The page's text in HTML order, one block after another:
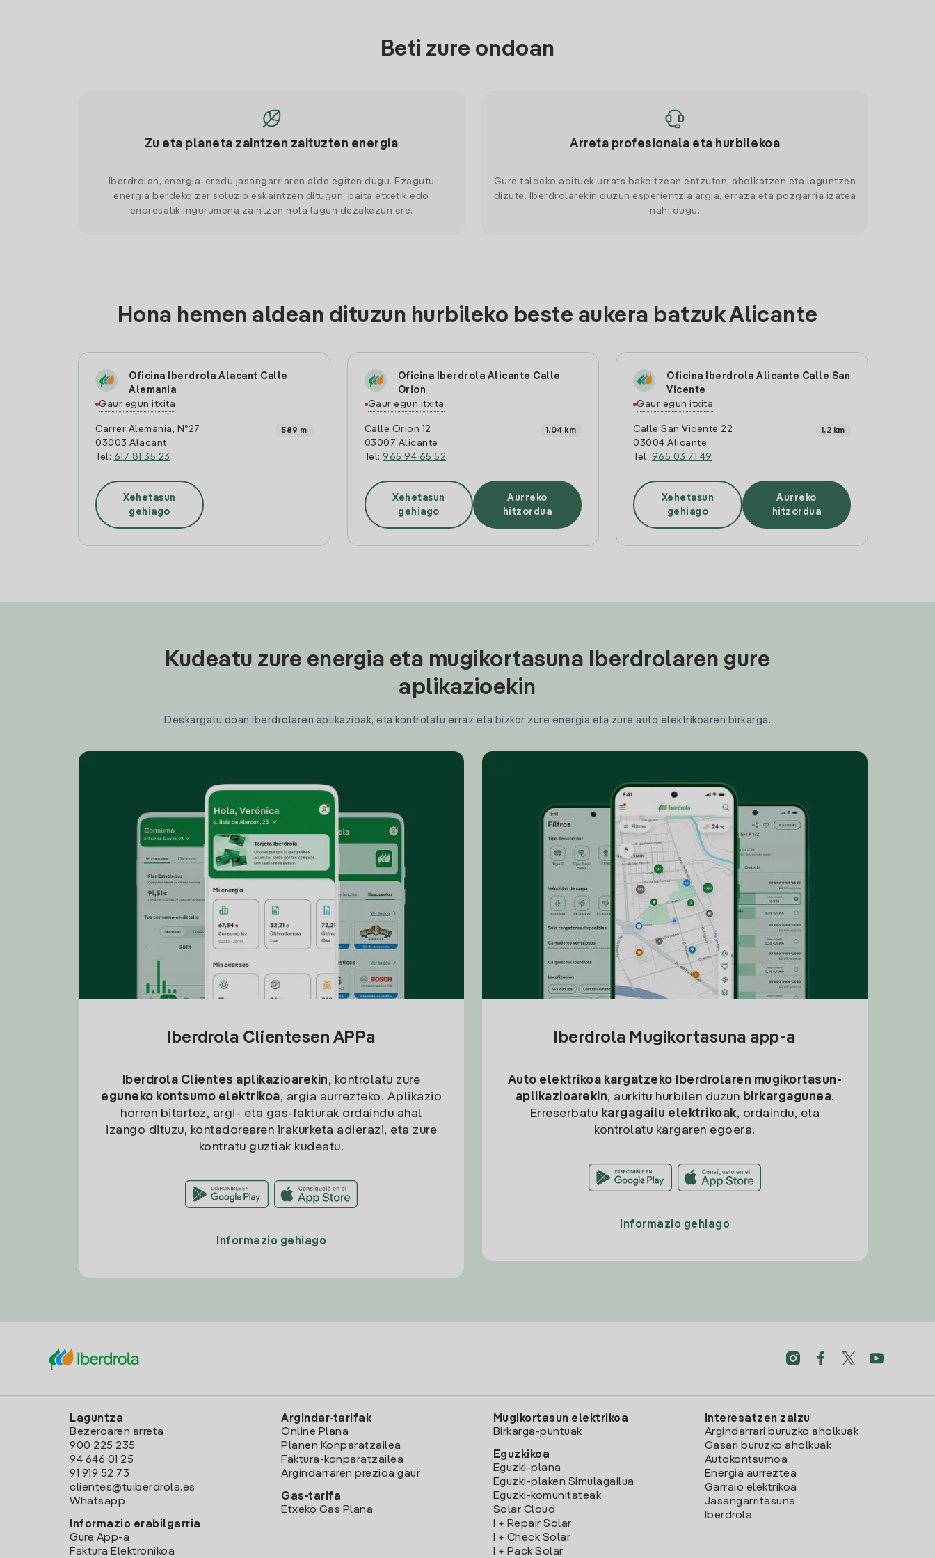
Beti zure ondoan
Zu eta planeta zaintzen zaituzten energia
Iberdrolan, energia-eredu jasangarriaren alde egiten dugu. Ezagutu
energia berdeko zer soluzio eskaintzen ditugun, baita etxetik edo
enpresatik ingurumena zaintzen nola lagun dezakezun ere.
Arreta profesionala eta hurbilekoa
Gure taldeko adituek urrats bakoitzean entzuten, aholkatzen eta laguntzen
dizute. Iberdrolarekin duzun esperientzia argia, erraza eta pozgarria izatea
nahi dugu.
Hona hemen aldean dituzun hurbileko beste aukera batzuk Alicante
Oficina Iberdrola Alacant Calle
Alemania
Gaur egun itxita
Carrer Alemania, Nº27
03003 Alacant
Tel: 617 81 35 23
589 m
Xehetasun
gehiago
Oficina Iberdrola Alicante Calle
Orion
Gaur egun itxita
Calle Orion 12
03007 Alicante
Tel:965 94 65 52
1.04 km
Xehetasun
gehiago
Aurreko
hitzordua
Oficina Iberdrola Alicante Calle San
Vicente
Gaur egun itxita
Calle San Vicente 22
03004 Alicante
Tel: 965 03 71 49
1.2 km
Xehetasun
gehiago
Aurreko
hitzordua
Kudeatu zure energia eta mugikortasuna Iberdrolaren gure
aplikazioekin
Deskargatu doan Iberdrolaren aplikazioak, eta kontrolatu erraz eta bizkor zure energia eta zure auto elektrikoaren birkarga.
Iberdrola Clientesen APPa
Iberdrola Clientes aplikazioarekin, kontrolatu zure
eguneko kontsumo elektrikoa, argia aurrezteko. Aplikazio
horren bitartez, argi- eta gas-fakturak ordaindu ahal
izango dituzu, kontadorearen irakurketa adierazi, eta zure
kontratu guztiak kudeatu.
Informazio gehiago
Iberdrola Mugikortasuna app-a
Auto elektrikoa kargatzeko
Iberdrolaren mugikortasun-
aplikazioarekin, aurkitu hurbilen duzun birkargagunea.
Erreserbatu kargagailu elektrikoak, ordaindu, eta
kontrolatu kargaren egoera.
Informazio gehiago
Laguntza
Bezeroaren arreta
900 225 235
94 646 01 25
91 919 52 73
clientes@tuiberdrola.es
Whatsapp
Informazio erabilgarria
Gure App-a
Faktura Elektronikoa
Argindar-tarifak
Online Plana
Planen Konparatzailea
Faktura-konparatzailea
Argindarraren prezioa gaur
Gas-tarifa
Etxeko Gas Plana
Mugikortasun elektrikoa
Birkarga-puntuak
Eguzkikoa
Eguzki-plana
Eguzki-plaken Simulagailua
Eguzki-komunitateak
Solar Cloud
I + Repair Solar
I + Check Solar
I + Pack Solar
Interesatzen zaizu
Argindarrari buruzko aholkuak
Gasari buruzko aholkuak
Autokontsumoa
Energia aurreztea
Garraio elektrikoa
Jasangarritasuna
Iberdrola